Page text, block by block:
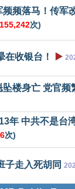
频落马！传军
155,242次)
在收银台！ ▶️
楼身亡 党官频
年 中共不是台
次)
子走入死胡同